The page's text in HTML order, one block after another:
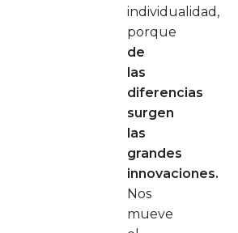
individualidad,
porque
de
las
diferencias
surgen
las
grandes
innovaciones.
Nos
mueve